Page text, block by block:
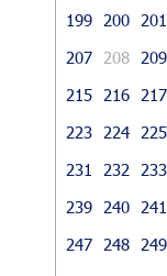
199
200 201
207
208 209
215
216 217
223
224 225
231
232 233
239
240 241
247
248 249